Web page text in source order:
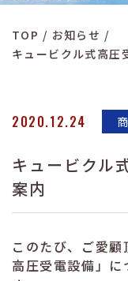
TOP
お知らせ
キュービクル式高圧
2020.12.24
キュービクル
案内
このたび、ご愛
高圧受電設備」に